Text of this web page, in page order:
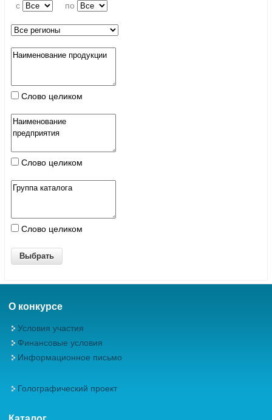
c по
Слово целиком
Слово целиком
Слово целиком
О конкурсе
Условия участия
Финансовые условия
Информационное письмо
Голографический проект